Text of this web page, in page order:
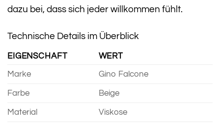
dazu bei, dass sich jeder willkommen fühlt.
Technische Details im Überblick
EIGENSCHAFT WERT
Marke Gino Falcone
Farbe Beige
Material Viskose